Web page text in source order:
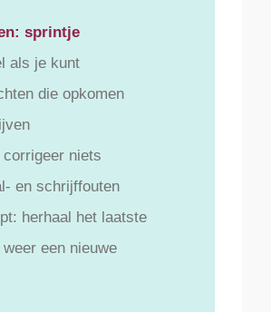
sprintje
als je kunt
die opkomen
niets
en schrijffouten
herhaal het laatste
een nieuwe